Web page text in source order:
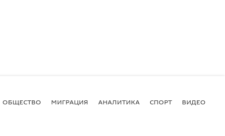
ОБЩЕСТВО МИГРАЦИЯ АНАЛИТИКА СПОРТ ВИДЕО